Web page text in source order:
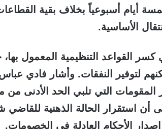
أيام أسبوعياً بخلاف بقية
الأساسية.
كسر القواعد التنظيمية المعمول
لتوفير النفقات. وأشار فادي
المقومات التي تلبي الحد الأدنى
أن استقرار الحالة الذهنية
الأحكام العادلة في الخصومات.